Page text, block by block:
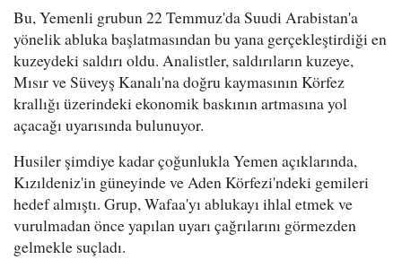
Bu, Yemenli grubun 22 Temmuz'da Suudi Arabistan'a
yönelik abluka başlatmasından bu yana gerçekleştirdiği en
kuzeydeki saldırı oldu. Analistler, saldırıların kuzeye,
Mısır ve Süveyş Kanalı'na doğru kaymasının Körfez
krallığı üzerindeki ekonomik baskının artmasına yol
açacağı uyarısında bulunuyor.
Husiler şimdiye kadar çoğunlukla Yemen açıklarında,
Kızıldeniz'in güneyinde ve Aden Körfezi'ndeki gemileri
hedef almıştı. Grup, Wafaa'yı ablukayı ihlal etmek ve
vurulmadan önce yapılan uyarı çağrılarını görmezden
gelmekle suçladı.